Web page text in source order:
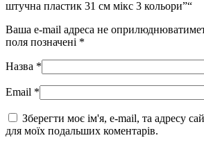
штучна пластик 31 см мікс 3 кольори”“
Ваша e-mail адреса не
поля позначені *
Назва *
Email *
Зберегти моє ім'я, e-mail, та адресу
для моїх подальших коментарів.